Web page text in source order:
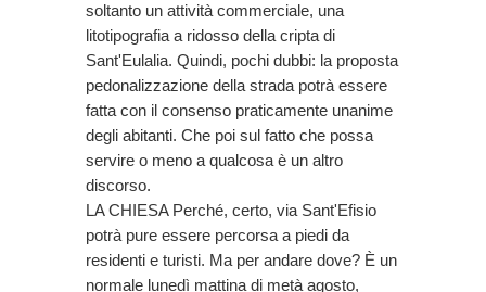
soltanto un attività commerciale, una
litotipografia a ridosso della cripta di
Sant'Eulalia. Quindi, pochi dubbi: la proposta
pedonalizzazione della strada potrà essere
fatta con il consenso praticamente unanime
degli abitanti. Che poi sul fatto che possa
servire o meno a qualcosa è un altro
discorso.
LA CHIESA Perché, certo, via Sant'Efisio
potrà pure essere percorsa a piedi da
residenti e turisti. Ma per andare dove? È un
normale lunedì mattina di metà agosto,